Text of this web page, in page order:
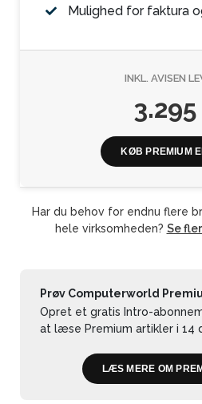
Mulighed for faktura
INKL. AVISEN
KØB PREMIUM
Har du behov for endnu flere
hele virksomheden? Se
Prøv Computerworld
Opret et gratis Intro-
at læse Premium artikler i 14
LÆS MERE OM